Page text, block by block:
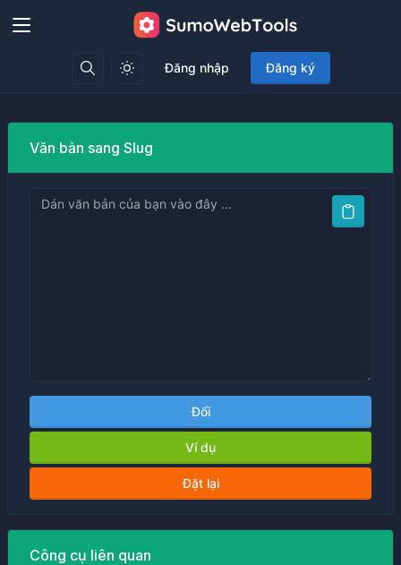
Đăng nhập Đăng ký
Văn bản sang Slug
Đổi
Ví dụ
Đặt lại
Công cụ liên quan